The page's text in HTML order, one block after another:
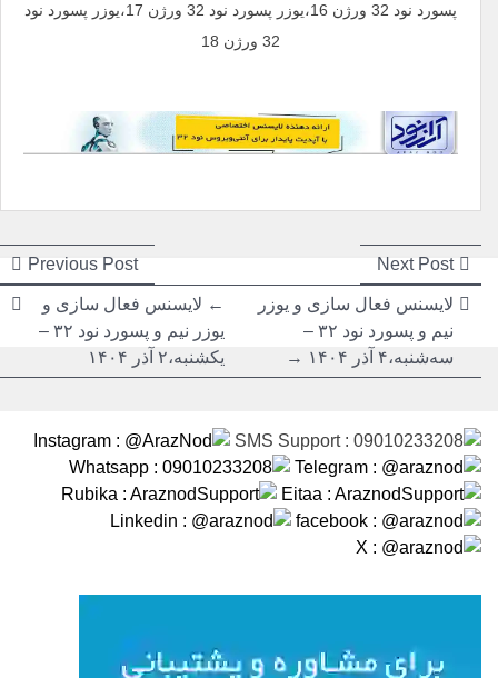
پسورد نود 32 ورژن 16،یوزر پسورد نود 32 ورژن 17،یوزر پسورد نود
32 ورژن 18
راهبری
نوشته
Previous Post Next Post
post:
راهبری
نوشته
← لایسنس فعال سازی و
یوزر نیم و پسورد نود ۳۲ –
یکشنبه،۲ آذر ۱۴۰۴
لایسنس فعال سازی و یوزر
نیم و پسورد نود ۳۲ –
سه‌شنبه،۴ آذر ۱۴۰۴ →